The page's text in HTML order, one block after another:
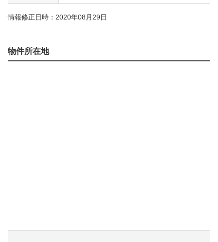
情報修正日時：2020年08月29日
物件所在地